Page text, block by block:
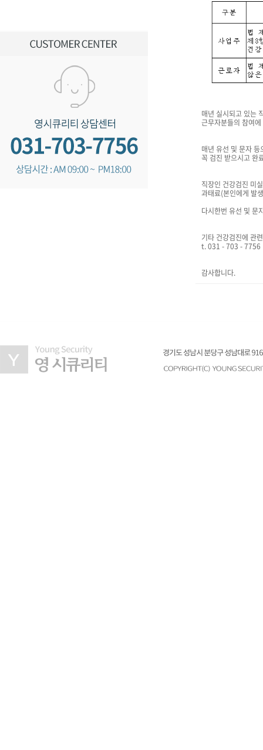
매년 실시되고 있는
근무자분들의 참여
매년 유선 및 문자
꼭 검진 받으시고 완
직장인 건강검진 미
과태료(본인에게 발
다시한번 유선 및 문
기타 건강검진에 관
t. 031 - 703 - 7756
감사합니다.